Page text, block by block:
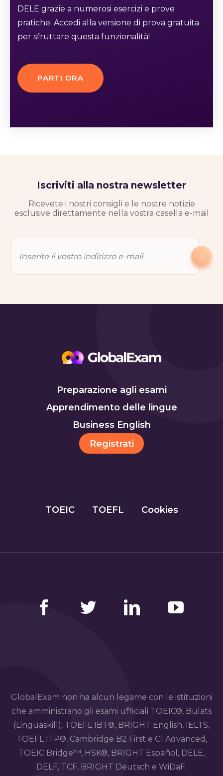
DELE grazie a numerosi esercizi e prove
pratiche. Accedi alla versione di prova gratuita
per sfruttare questa funzionalità!
PARTI ORA
Iscriviti alla nostra newsletter
Ricevete i nostri consigli e le nostre notizie
esclusive direttamente nella vostra casella e-mail
Preparazione agli esami
Apprendimento delle lingue
Business English
Registrati
TOEIC TOEFL Cookies
GlobalExam non ha alcun legame con le istituzioni
che amministrano gli esami ufficiali TOEIC®, Bulats
(Linguaskill), TOEFL IBT®, BRIGHT English, IELTS,
TOEFL ITP®, Cambridge B2 First e C1 Advanced,
TOEIC Bridge™, HSK®, BRIGHT Español, DELE,
DELF, TCF, BRIGHT Deutsch e WiDaF.